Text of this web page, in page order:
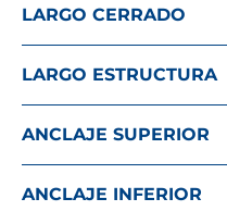
LARGO CERRADO
LARGO ESTRUCTURA
ANCLAJE SUPERIOR
ANCLAJE INFERIOR